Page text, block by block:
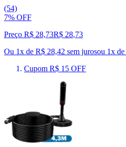
(54)
7% OFF
Preço R$ 28,73R$ 28,73
Ou 1x de R$ 28,42 sem jurosou 1x de
Cupom R$ 15 OFF